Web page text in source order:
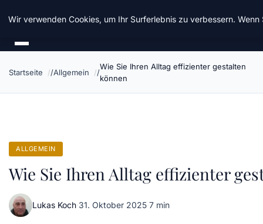
Chinavisum24
Startseite Allgemein
Wie Sie Ihren Alltag effizienter gestalten
können
ALLGEMEIN
Wie Sie Ihren Alltag effizienter
Lukas Koch·31. Oktober 2025·7 min
Wir verwenden Cookies, um Ihr Surferlebnis zu verbessern.